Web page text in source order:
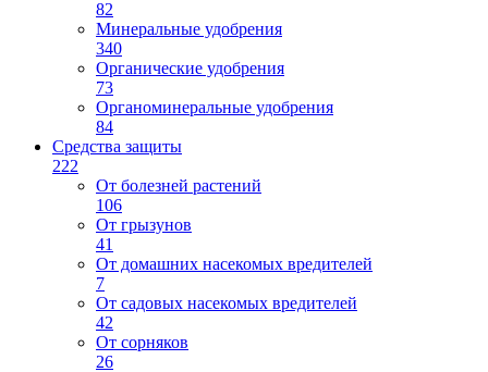
82
Минеральные удобрения
340
Органические удобрения
73
Органоминеральные удобрения
84
Средства защиты
222
От болезней растений
106
От грызунов
41
От домашних насекомых вредителей
7
От садовых насекомых вредителей
42
От сорняков
26